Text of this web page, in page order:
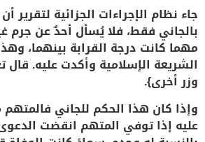
جاء نظام الإجراءات الجزائية لتقرير
بالجاني فقط، فلا يُسأل أحدٌ عن جرم
مهما كانت درجة القرابة بينهما،
الشريعة الإسلامية وأكدت عليه. قال
وزر أخرى}.
وإذا كان هذا الحكم للجاني فالمتهم
عليه إذا توفي المتهم انقضت الدعوى